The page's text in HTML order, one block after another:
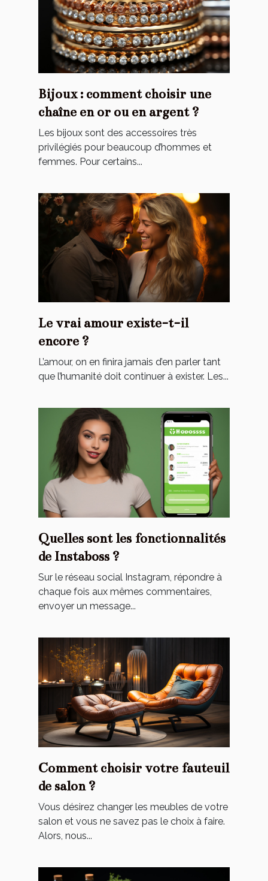
Bijoux : comment choisir une
chaîne en or ou en argent ?
Les bijoux sont des accessoires très
privilégiés pour beaucoup d’hommes et
femmes. Pour certains...
Le vrai amour existe-t-il
encore ?
L’amour, on en finira jamais d’en parler tant
que l’humanité doit continuer à exister. Les...
Quelles sont les fonctionnalités
de Instaboss ?
Sur le réseau social Instagram, répondre à
chaque fois aux mêmes commentaires,
envoyer un message...
Comment choisir votre fauteuil
de salon ?
Vous désirez changer les meubles de votre
salon et vous ne savez pas le choix à faire.
Alors, nous...